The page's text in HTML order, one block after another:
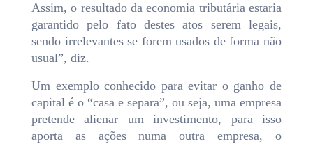
Assim, o resultado da economia tributária estaria
garantido pelo fato destes atos serem legais,
sendo irrelevantes se forem usados de forma não
usual”, diz.
Um exemplo conhecido para evitar o ganho de
capital é o “casa e separa”, ou seja, uma empresa
pretende alienar um investimento, para isso
aporta as ações numa outra empresa, o